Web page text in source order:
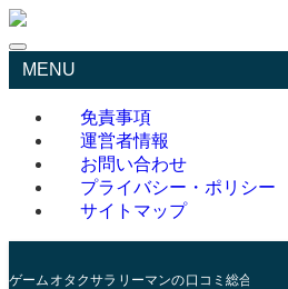
MENU
免責事項
運営者情報
お問い合わせ
プライバシー・ポリシー
サイトマップ
ゲームオタクサラリーマンの口コミ総合サイト